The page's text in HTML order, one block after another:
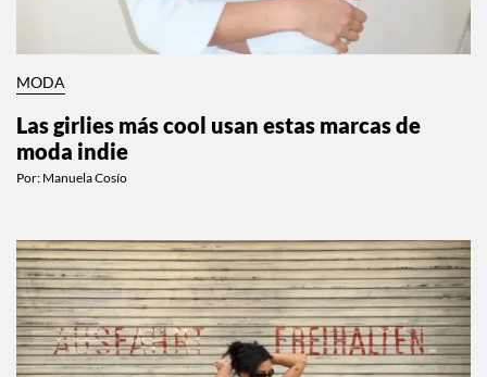
MODA
Las girlies más cool usan estas marcas de
moda indie
Por: Manuela Cosío